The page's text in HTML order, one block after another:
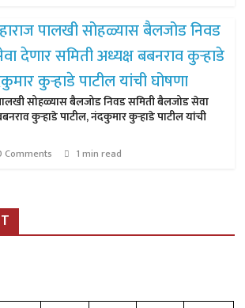
सोहळ्यास बैलजोड निवड समिती बैलजोड सेवा
कुऱ्हाडे पाटील, नंदकुमार कुऱ्हाडे पाटील यांची
Comments 1 min read